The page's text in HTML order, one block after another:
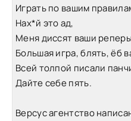
Играть по вашим
Нах*й это ад,
Меня диссят ваши
Большая игра, блять, ёб
Всей толпой писали
Дайте себе пять.
Версус агентство